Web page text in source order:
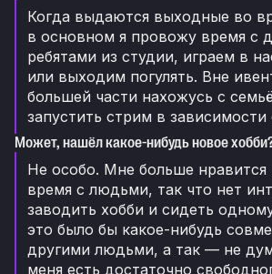
Когда выдаются выходные во
в основном я провожу время с
ребятами из студии, играем в
или выходим погулять. Вне
большей части нахожусь с
запустить стрим в зависимости
Может, нашёл какое-нибудь новое
Не особо. Мне больше нравится
время с людьми, так что нет
заводить хобби и сидеть
это было бы какое-нибудь
другими людьми, а так — не
меня есть достаточно